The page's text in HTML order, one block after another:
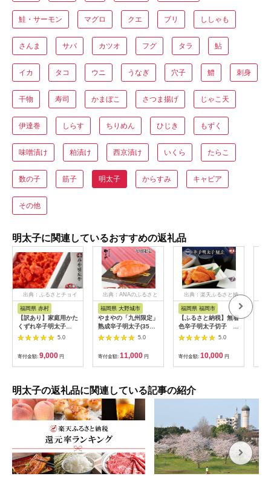
鮭・サーモン マグロ クエ ブリ ししゃも
さんま サバ カツオ フグ タラ 鮎
イカ タコ ウニ うなぎ 穴子 鱧 刺身
干物 寿司 かまぼこ さつま揚げ じゃこ天
伊達巻 しらす ちりめん ひじき もずく
味噌漬け 粕漬け 西京漬け いくら たらこ
数の子 筋子 明太子 からすみ キャビア
その他
明太子に関連しているおすすめの返礼品
出典：ふるさとチョイ
福岡県 赤村
【訳あり】家庭用かた
くずれ辛子明太子
1000g（500g×2パッ
5.0
寄付金額: 9,000 円
出典：ANAのふるさと
福岡県 大野城市
やまやの「九州限定」
熟成辛子明太子(350g)
(大野城市)【配送不可
地域：離島】
5.0
寄付金額: 11,000 円
出典：楽天ふるさと納
福岡県 福岡市
【ふるさと納税】無着
色辛子明太子切子
110g×3個【クール便
不可地域（伊豆・小笠
原諸島）配送不可】 |
緊急支援
5.0
寄付金額: 10,000 円
明太子の返礼品に関連している記事の紹介